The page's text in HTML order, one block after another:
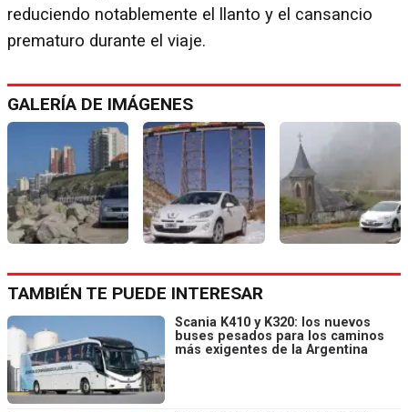
reduciendo notablemente el llanto y el cansancio
prematuro durante el viaje.
GALERÍA DE IMÁGENES
TAMBIÉN TE PUEDE INTERESAR
Scania K410 y K320: los nuevos
buses pesados para los caminos
más exigentes de la Argentina